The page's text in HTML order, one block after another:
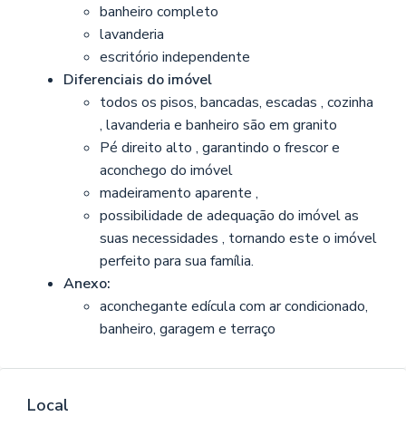
banheiro completo
lavanderia
escritório independente
Diferenciais do imóvel
todos os pisos, bancadas, escadas , cozinha
, lavanderia e banheiro são em granito
Pé direito alto , garantindo o frescor e
aconchego do imóvel
madeiramento aparente ,
possibilidade de adequação do imóvel as
suas necessidades , tornando este o imóvel
perfeito para sua família.
Anexo:
aconchegante edícula com ar condicionado,
banheiro, garagem e terraço
Local